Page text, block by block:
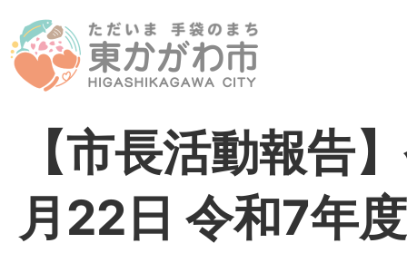
【市長活動報告
月22日 令和7年